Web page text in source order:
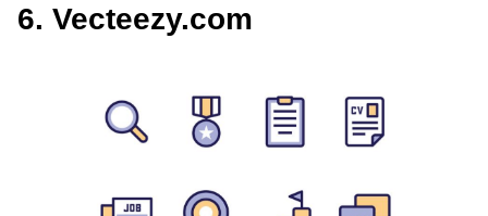
6. Vecteezy.com